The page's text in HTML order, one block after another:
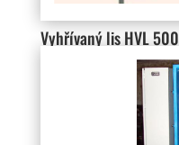
Vyhřívaný lis HVL 500